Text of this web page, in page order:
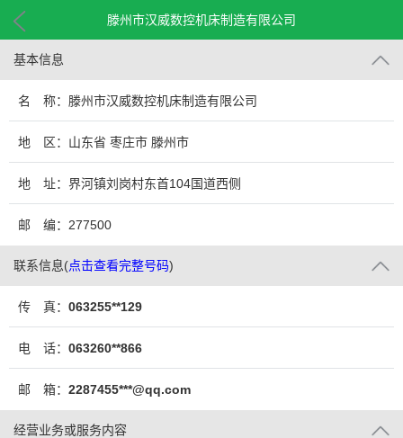
滕州市汉威数控机床制造有限公司
基本信息
名 称：滕州市汉威数控机床制造有限公司
地 区：山东省 枣庄市 滕州市
地 址：界河镇刘岗村东首104国道西侧
邮 编：277500
联系信息(点击查看完整号码)
传 真： 063255**129
电 话： 063260**866
邮 箱： 2287455***@qq.com
经营业务或服务内容